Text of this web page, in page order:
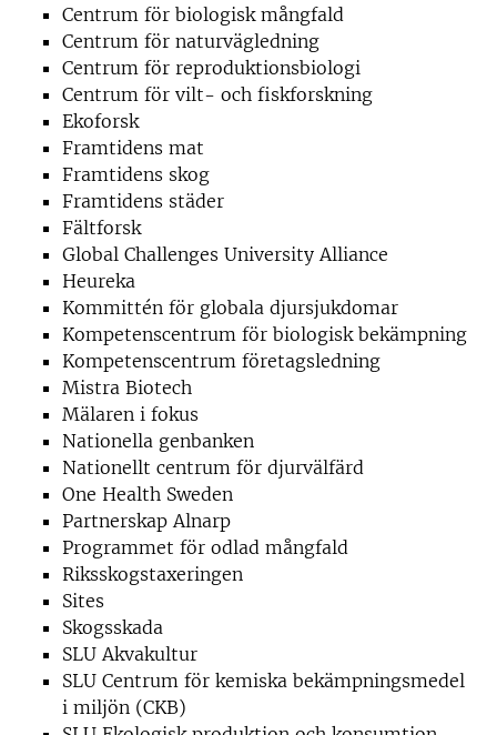
Centrum för biologisk mångfald
Centrum för naturvägledning
Centrum för reproduktionsbiologi
Centrum för vilt- och fiskforskning
Ekoforsk
Framtidens mat
Framtidens skog
Framtidens städer
Fältforsk
Global Challenges University Alliance
Heureka
Kommittén för globala djursjukdomar
Kompetenscentrum för biologisk bekämpning
Kompetenscentrum företagsledning
Mistra Biotech
Mälaren i fokus
Nationella genbanken
Nationellt centrum för djurvälfärd
One Health Sweden
Partnerskap Alnarp
Programmet för odlad mångfald
Riksskogstaxeringen
Sites
Skogsskada
SLU Akvakultur
SLU Centrum för kemiska bekämpningsmedel
i miljön (CKB)